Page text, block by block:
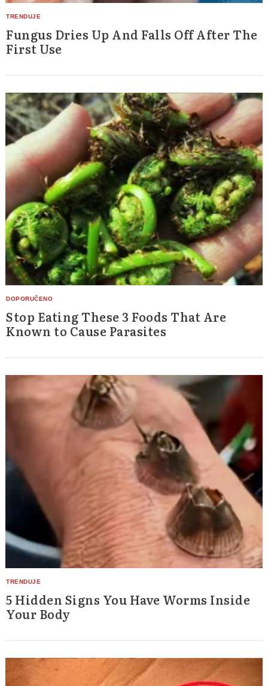
Fungus Dries Up And Falls Off After The
First Use
Stop Eating These 3 Foods That Are
Known to Cause Parasites
5 Hidden Signs You Have Worms Inside
Your Body